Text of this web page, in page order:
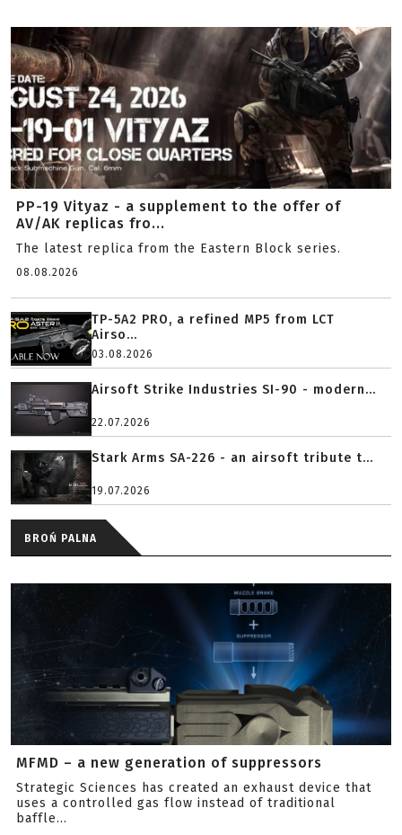
PP-19 Vityaz - a supplement to the offer of
AV/AK replicas fro...
The latest replica from the Eastern Block series.
08.08.2026
TP-5A2 PRO, a refined MP5 from LCT
Airso...
03.08.2026
Airsoft Strike Industries SI-90 - modern...
22.07.2026
Stark Arms SA-226 - an airsoft tribute t...
19.07.2026
BROŃ PALNA
MFMD – a new generation of suppressors
Strategic Sciences has created an exhaust device that
uses a controlled gas flow instead of traditional
baffle...